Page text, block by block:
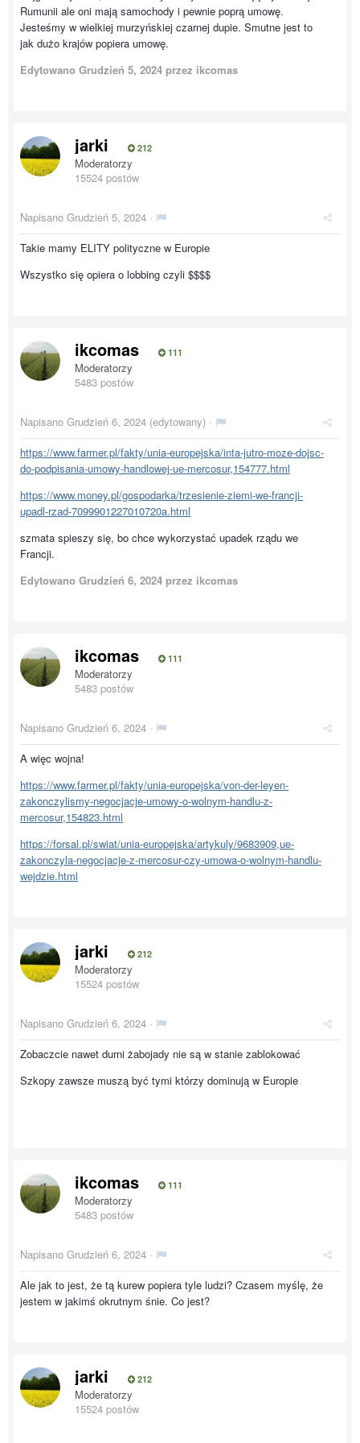
Rumunii ale oni mają samochody i pewnie poprą umowę.
Jesteśmy w wielkiej murzyńskiej czarnej dupie. Smutne jest to
jak dużo krajów popiera umowę.
Edytowano Grudzień 5, 2024 przez ikcomas
jarki 212
Moderatorzy
15524 postów
Napisano Grudzień 5, 2024 ·
Takie mamy ELITY polityczne w Europie
Wszystko się opiera o lobbing czyli $$$$
ikcomas 111
Moderatorzy
5483 postów
Napisano Grudzień 6, 2024 (edytowany) ·
https://www.farmer.pl/fakty/unia-europejska/inta-jutro-moze-dojsc-
do-podpisania-umowy-handlowej-ue-mercosur,154777.html
https://www.money.pl/gospodarka/trzesienie-ziemi-we-francji-
upadl-rzad-7099901227010720a.html
szmata spieszy się, bo chce wykorzystać upadek rządu we
Francji.
Edytowano Grudzień 6, 2024 przez ikcomas
ikcomas 111
Moderatorzy
5483 postów
Napisano Grudzień 6, 2024 ·
A więc wojna!
https://www.farmer.pl/fakty/unia-europejska/von-der-leyen-
zakonczylismy-negocjacje-umowy-o-wolnym-handlu-z-
mercosur,154823.html
https://forsal.pl/swiat/unia-europejska/artykuly/9683909,ue-
zakonczyla-negocjacje-z-mercosur-czy-umowa-o-wolnym-handlu-
wejdzie.html
jarki 212
Moderatorzy
15524 postów
Napisano Grudzień 6, 2024 ·
Zobaczcie nawet durni żabojady nie są w stanie zablokować
Szkopy zawsze muszą być tymi którzy dominują w Europie
ikcomas 111
Moderatorzy
5483 postów
Napisano Grudzień 6, 2024 ·
Ale jak to jest, że tą kurew popiera tyle ludzi? Czasem myślę, że
jestem w jakimś okrutnym śnie. Co jest?
jarki 212
Moderatorzy
15524 postów